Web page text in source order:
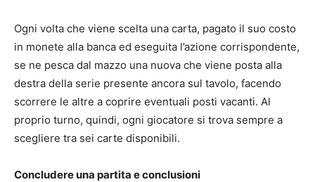
Ogni volta che viene scelta una carta, pagato il suo costo
in monete alla banca ed eseguita l’azione corrispondente,
se ne pesca dal mazzo una nuova che viene posta alla
destra della serie presente ancora sul tavolo, facendo
scorrere le altre a coprire eventuali posti vacanti. Al
proprio turno, quindi, ogni giocatore si trova sempre a
scegliere tra sei carte disponibili.
Concludere una partita e conclusioni